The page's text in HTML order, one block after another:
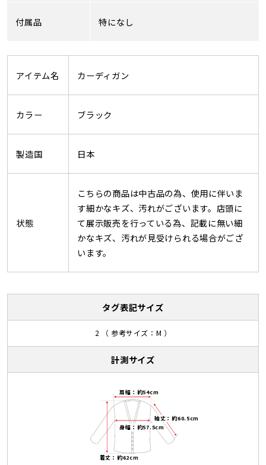
付属品 特になし
アイテム名 カーディガン
カラー ブラック
製造国 日本
状態
こちらの商品は中古品の為、使用に伴いま
す細かなキズ、汚れがございます。店頭に
て展示販売を行っている為、記載に無い細
かなキズ、汚れが見受けられる場合がござ
います。
タグ表記サイズ
2 （ 参考サイズ：M ）
計測サイズ
肩幅：約54cm
身幅：約57.5cm
袖丈：約60.5cm
着丈：約62cm